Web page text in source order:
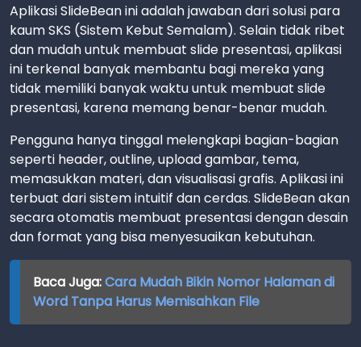
Aplikasi SlideBean ini adalah jawaban dari solusi para
kaum SKS (Sistem Kebut Semalam). Selain tidak ribet
dan mudah untuk membuat slide presentasi, aplikasi
ini terkenal banyak membantu bagi mereka yang
tidak memiliki banyak waktu untuk membuat slide
presentasi, karena memang benar-benar mudah.
Pengguna hanya tinggal melengkapi bagian-bagian
seperti header, outline, upload gambar, tema,
memasukkan materi, dan visualisasi grafis. Aplikasi ini
terbuat dari sistem intuitif dan cerdas. SlideBean akan
secara otomatis membuat presentasi dengan desain
dan format yang bisa menyesuaikan kebutuhan.
Baca Juga:Cara Mudah Bikin Nomor Halaman di
Word Tanpa Harus Memisahkan File